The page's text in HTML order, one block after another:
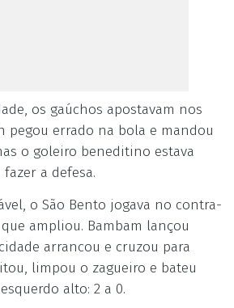
os gaúchos apostavam nos
pegou errado na bola e mandou
o goleiro beneditino estava
a defesa.
o São Bento jogava no contra-
ampliou. Bambam lançou
arrancou e cruzou para
limpou o zagueiro e bateu
alto: 2 a 0.